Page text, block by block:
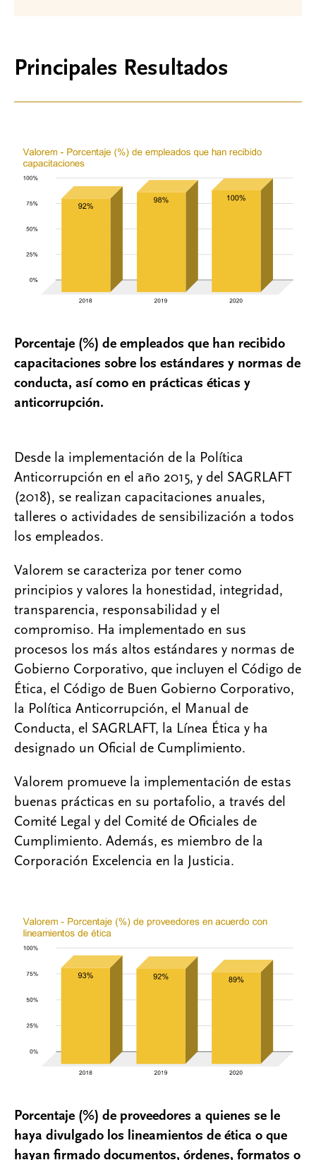
Principales Resultados
Porcentaje (%) de empleados que han recibido
capacitaciones sobre los estándares y normas de
conducta, así como en prácticas éticas y
anticorrupción.
Desde la implementación de la Política
Anticorrupción en el año 2015, y del SAGRLAFT
(2018), se realizan capacitaciones anuales,
talleres o actividades de sensibilización a todos
los empleados.
Valorem se caracteriza por tener como
principios y valores la honestidad, integridad,
transparencia, responsabilidad y el
compromiso. Ha implementado en sus
procesos los más altos estándares y normas de
Gobierno Corporativo, que incluyen el Código de
Ética, el Código de Buen Gobierno Corporativo,
la Política Anticorrupción, el Manual de
Conducta, el SAGRLAFT, la Línea Ética y ha
designado un Oficial de Cumplimiento.
Valorem promueve la implementación de estas
buenas prácticas en su portafolio, a través del
Comité Legal y del Comité de Oficiales de
Cumplimiento. Además, es miembro de la
Corporación Excelencia en la Justicia.
Porcentaje (%) de proveedores a quienes se le
haya divulgado los lineamientos de ética o que
hayan firmado documentos, órdenes, formatos o